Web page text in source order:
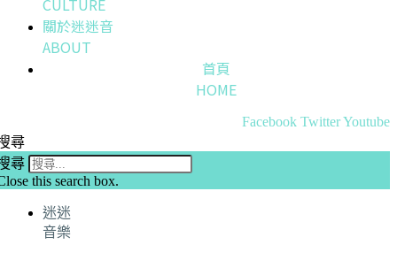
CULTURE
關於迷迷音
ABOUT
首頁
HOME
Facebook TwitterYoutube
尋
尋
this search box.
迷迷
音樂